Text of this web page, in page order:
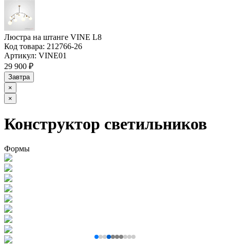
Люстра на штанге VINE L8
Код товара: 212766-26
Артикул: VINE01
29 900 ₽
Завтра
×
×
Конструктор светильников
Формы